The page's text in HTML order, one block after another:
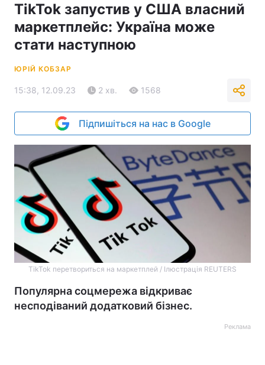
TikTok запустив у США власний
маркетплейс: Україна може
стати наступною
ЮРІЙ КОБЗАР
15:38, 12.09.23 2 хв. 1568
Підпишіться на нас в Google
TikTok перетвориться на маркетплей / Ілюстрація REUTERS
Популярна соцмережа відкриває
несподіваний додатковий бізнес.
Реклама